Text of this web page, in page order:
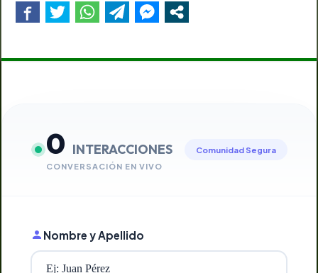
0 INTERACCIONES
CONVERSACIÓN EN VIVO
Comunidad Segura
Nombre y Apellido